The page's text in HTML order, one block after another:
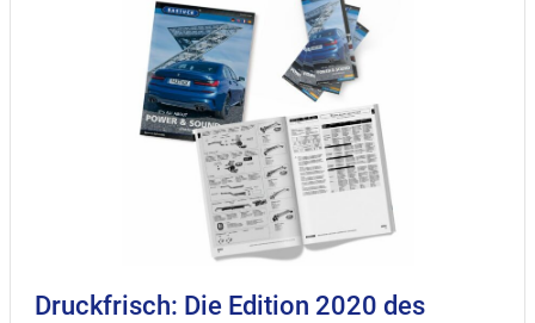
Druckfrisch: Die Edition 2020 des